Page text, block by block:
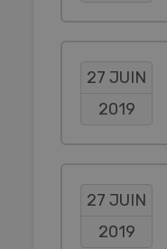
27 JUIN
2019
27 JUIN
2019